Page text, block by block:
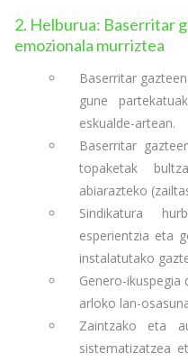
2. Helburua: Baserritar
emozionala murriztea
Baserritar
gune
eskualde-artean.
Baserritar
topaketak
abiarazteko
Sindikatura
esperientzia eta
instalatutako
Genero-ikuspegia
arloko lan-
Zaintzako eta
sistematizatzea